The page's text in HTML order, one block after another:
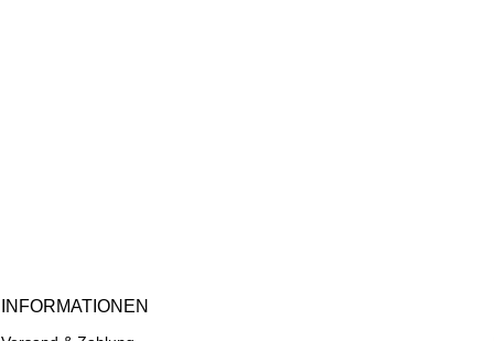
INFORMATIONEN